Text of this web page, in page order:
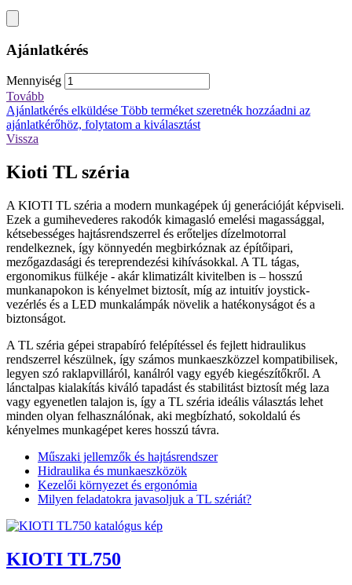
Ajánlatkérés
Mennyiség
Tovább
Ajánlatkérés elküldése Több terméket szeretnék hozzáadni az
ajánlatkérőhöz, folytatom a kiválasztást
Vissza
Kioti TL széria
A KIOTI TL széria a modern munkagépek új generációját képviseli.
Ezek a gumihevederes rakodók kimagasló emelési magassággal,
kétsebességes hajtásrendszerrel és erőteljes dízelmotorral
rendelkeznek, így könnyedén megbirkóznak az építőipari,
mezőgazdasági és tereprendezési kihívásokkal. A TL tágas,
ergonomikus fülkéje - akár klimatizált kivitelben is – hosszú
munkanapokon is kényelmet biztosít, míg az intuitív joystick-
vezérlés és a LED munkalámpák növelik a hatékonyságot és a
biztonságot.
A TL széria gépei strapabíró felépítéssel és fejlett hidraulikus
rendszerrel készülnek, így számos munkaeszközzel kompatibilisek,
legyen szó raklapvilláról, kanálról vagy egyéb kiegészítőkről. A
lánctalpas kialakítás kiváló tapadást és stabilitást biztosít még laza
vagy egyenetlen talajon is, így a TL széria ideális választás lehet
minden olyan felhasználónak, aki megbízható, sokoldalú és
kényelmes munkagépet keres hosszú távra.
Műszaki jellemzők és hajtásrendszer
Hidraulika és munkaeszközök
Kezelői környezet és ergonómia
Milyen feladatokra javasoljuk a TL szériát?
KIOTI TL750